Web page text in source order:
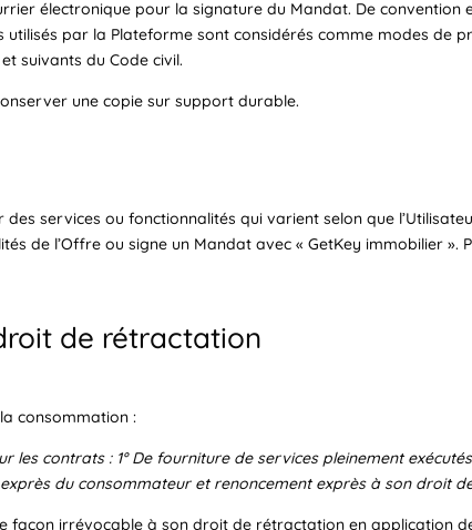
électronique pour la signature du Mandat. De
utilisés par la Plateforme sont considérés comme modes de
suivants du Code civil.
une copie sur support durable.
services ou fonctionnalités qui varient selon que
de l’Offre ou signe un Mandat avec « GetKey immobilier
de rétractation
consommation :
les contrats : 1° De fourniture de services pleinement
du consommateur et renoncement exprès à son droit
façon irrévocable à son droit de rétractation en application de